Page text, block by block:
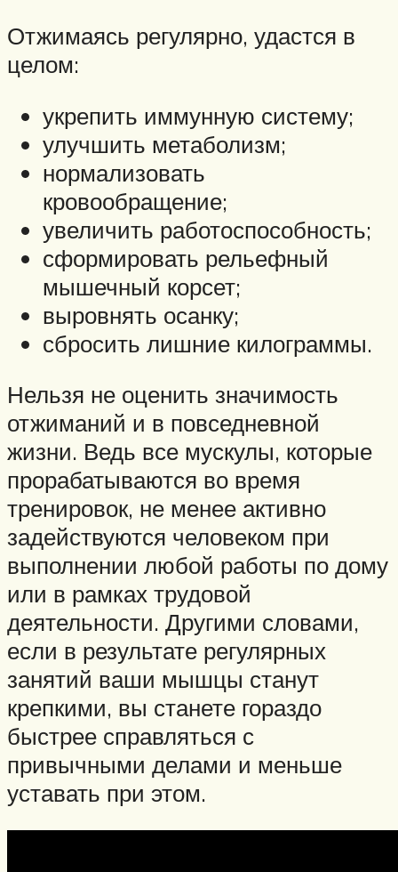
Отжимаясь регулярно, удастся в
целом:
укрепить иммунную систему;
улучшить метаболизм;
нормализовать
кровообращение;
увеличить работоспособность;
сформировать рельефный
мышечный корсет;
выровнять осанку;
сбросить лишние килограммы.
Нельзя не оценить значимость
отжиманий и в повседневной
жизни. Ведь все мускулы, которые
прорабатываются во время
тренировок, не менее активно
задействуются человеком при
выполнении любой работы по дому
или в рамках трудовой
деятельности. Другими словами,
если в результате регулярных
занятий ваши мышцы станут
крепкими, вы станете гораздо
быстрее справляться с
привычными делами и меньше
уставать при этом.